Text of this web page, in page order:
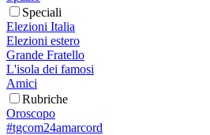
Speciali
Elezioni Italia
Elezioni estero
Grande Fratello
L'isola dei famosi
Amici
Rubriche
Oroscopo
#tgcom24amarcord